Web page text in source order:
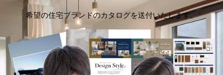
希望の住宅ブランドのカタログを送付いたします。